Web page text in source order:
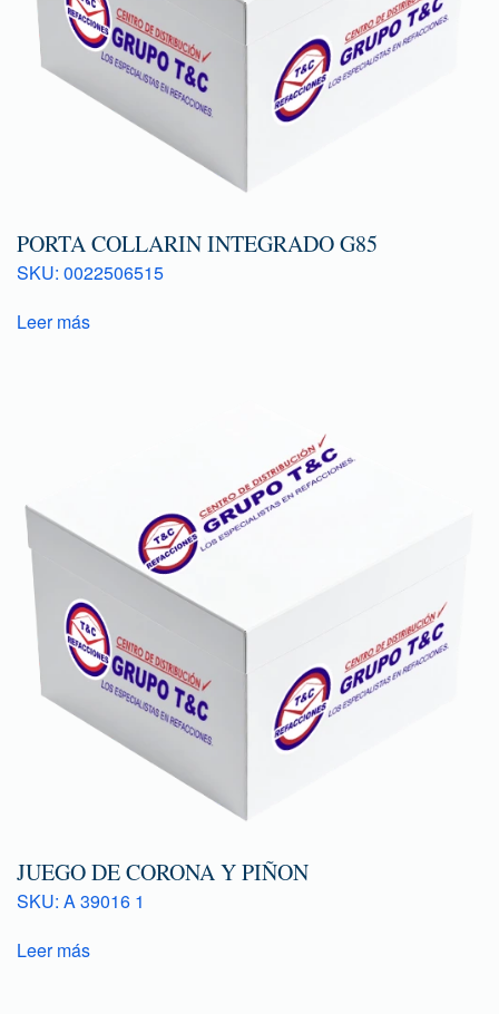
PORTA COLLARIN INTEGRADO G85
SKU: 0022506515
Leer más
JUEGO DE CORONA Y PIÑON
SKU: A 39016 1
Leer más